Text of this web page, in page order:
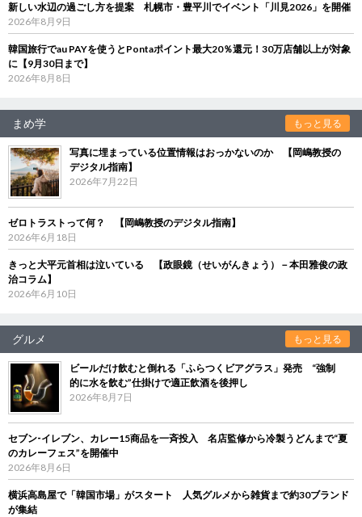
新しい水辺の過ごし方を提案 札幌市・豊平川でイベント「川見2026」を開催
2026年8月9日
韓国旅行でau PAYを使うとPontaポイント最大20％還元！30万店舗以上が対象
に【9月30日まで】
2026年8月8日
まめ学 もっと見る
写真に埋まっている位置情報はおっかないのか 【岡嶋教授の
デジタル指南】
2026年7月22日
ゼロトラストって何？ 【岡嶋教授のデジタル指南】
2026年6月18日
きっと大平元首相は泣いている 【政眼鏡（せいがんきょう）－本田雅俊の政
治コラム】
2026年6月10日
グルメ もっと見る
ビールだけ飲むと倒れる「ふらつくビアグラス」発売 “強制
的に水を飲む”仕掛けで適正飲酒を後押し
2026年8月7日
セブン‐イレブン、カレー15商品を一斉投入 名店監修から冷製うどんまで“夏
のカレーフェス”を開催中
2026年8月6日
横浜高島屋で「韓国市場」がスタート 人気グルメから雑貨まで約30ブランド
が集結